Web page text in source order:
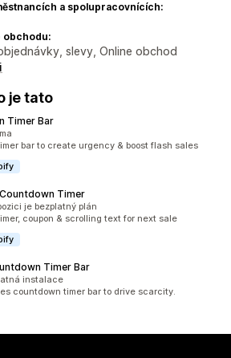
a spolupracovnících:
obchodu:
slevy, Online obchod
je tato
Timer Bar
487
bar to create urgency & boost flash sales
Timer
119
je bezplatný plán
coupon & scrolling text for next sale
Timer Bar
114
instalace
countdown timer bar to drive scarcity.